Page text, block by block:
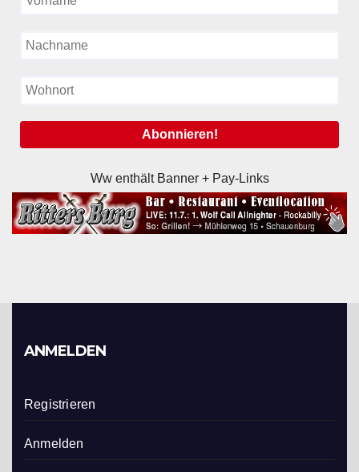
Ww enthält Banner + Pay-Links
ANMELDEN
Registrieren
Anmelden